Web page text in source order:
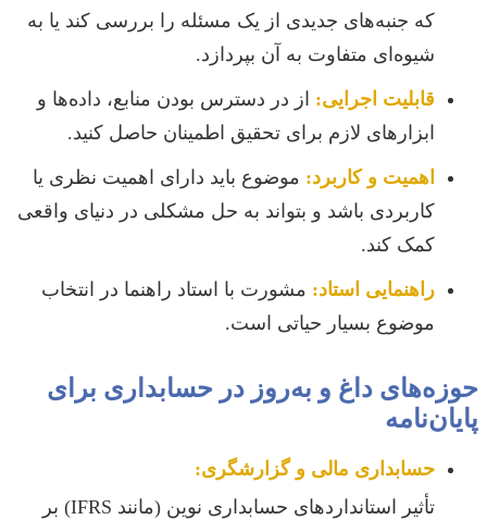
که جنبه‌های جدیدی از یک مسئله را بررسی کند یا به
شیوه‌ای متفاوت به آن بپردازد.
قابلیت اجرایی: از در دسترس بودن منابع، داده‌ها و
ابزارهای لازم برای تحقیق اطمینان حاصل کنید.
اهمیت و کاربرد: موضوع باید دارای اهمیت نظری یا
کاربردی باشد و بتواند به حل مشکلی در دنیای واقعی
کمک کند.
راهنمایی استاد: مشورت با استاد راهنما در انتخاب
موضوع بسیار حیاتی است.
حوزه‌های داغ و به‌روز در حسابداری برای
پایان‌نامه
حسابداری مالی و گزارشگری:
تأثیر استانداردهای حسابداری نوین (مانند IFRS) بر